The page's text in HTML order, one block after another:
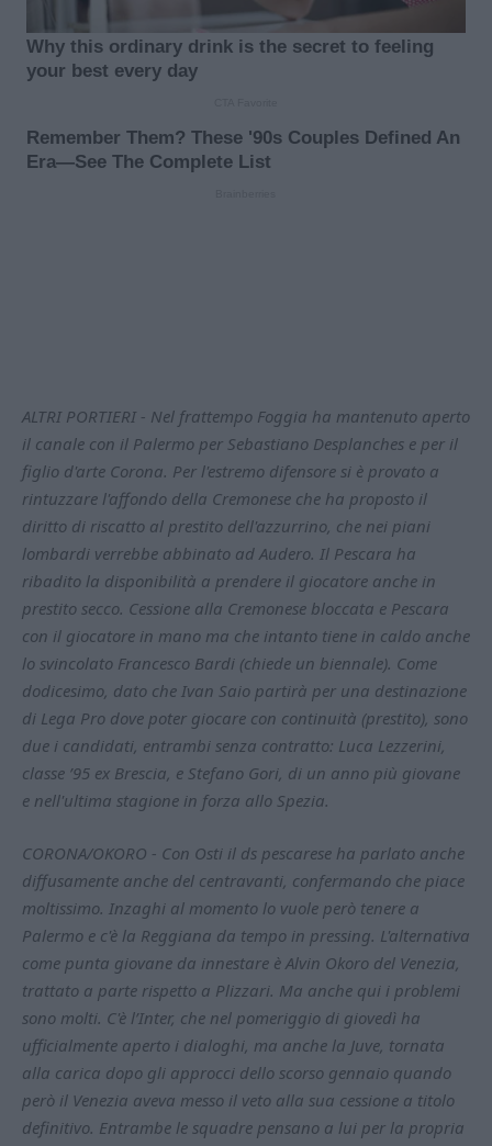
ALTRI PORTIERI - Nel frattempo Foggia ha mantenuto aperto
il canale con il Palermo per Sebastiano Desplanches e per il
figlio d'arte Corona. Per l'estremo difensore si è provato a
rintuzzare l'affondo della Cremonese che ha proposto il
diritto di riscatto al prestito dell'azzurrino, che nei piani
lombardi verrebbe abbinato ad Audero. Il Pescara ha
ribadito la disponibilità a prendere il giocatore anche in
prestito secco. Cessione alla Cremonese bloccata e Pescara
con il giocatore in mano ma che intanto tiene in caldo anche
lo svincolato Francesco Bardi (chiede un biennale). Come
dodicesimo, dato che Ivan Saio partirà per una destinazione
di Lega Pro dove poter giocare con continuità (prestito), sono
due i candidati, entrambi senza contratto: Luca Lezzerini,
classe ’95 ex Brescia, e Stefano Gori, di un anno più giovane
e nell'ultima stagione in forza allo Spezia.
CORONA/OKORO - Con Osti il ds pescarese ha parlato anche
diffusamente anche del centravanti, confermando che piace
moltissimo. Inzaghi al momento lo vuole però tenere a
Palermo e c'è la Reggiana da tempo in pressing. L'alternativa
come punta giovane da innestare è Alvin Okoro del Venezia,
trattato a parte rispetto a Plizzari. Ma anche qui i problemi
sono molti. C'è l’Inter, che nel pomeriggio di giovedì ha
ufficialmente aperto i dialoghi, ma anche la Juve, tornata
alla carica dopo gli approcci dello scorso gennaio quando
però il Venezia aveva messo il veto alla sua cessione a titolo
definitivo. Entrambe le squadre pensano a lui per la propria